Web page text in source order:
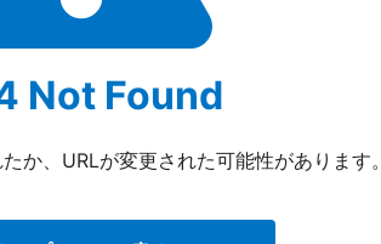
Not Found
か、URLが変更された可能性があります。